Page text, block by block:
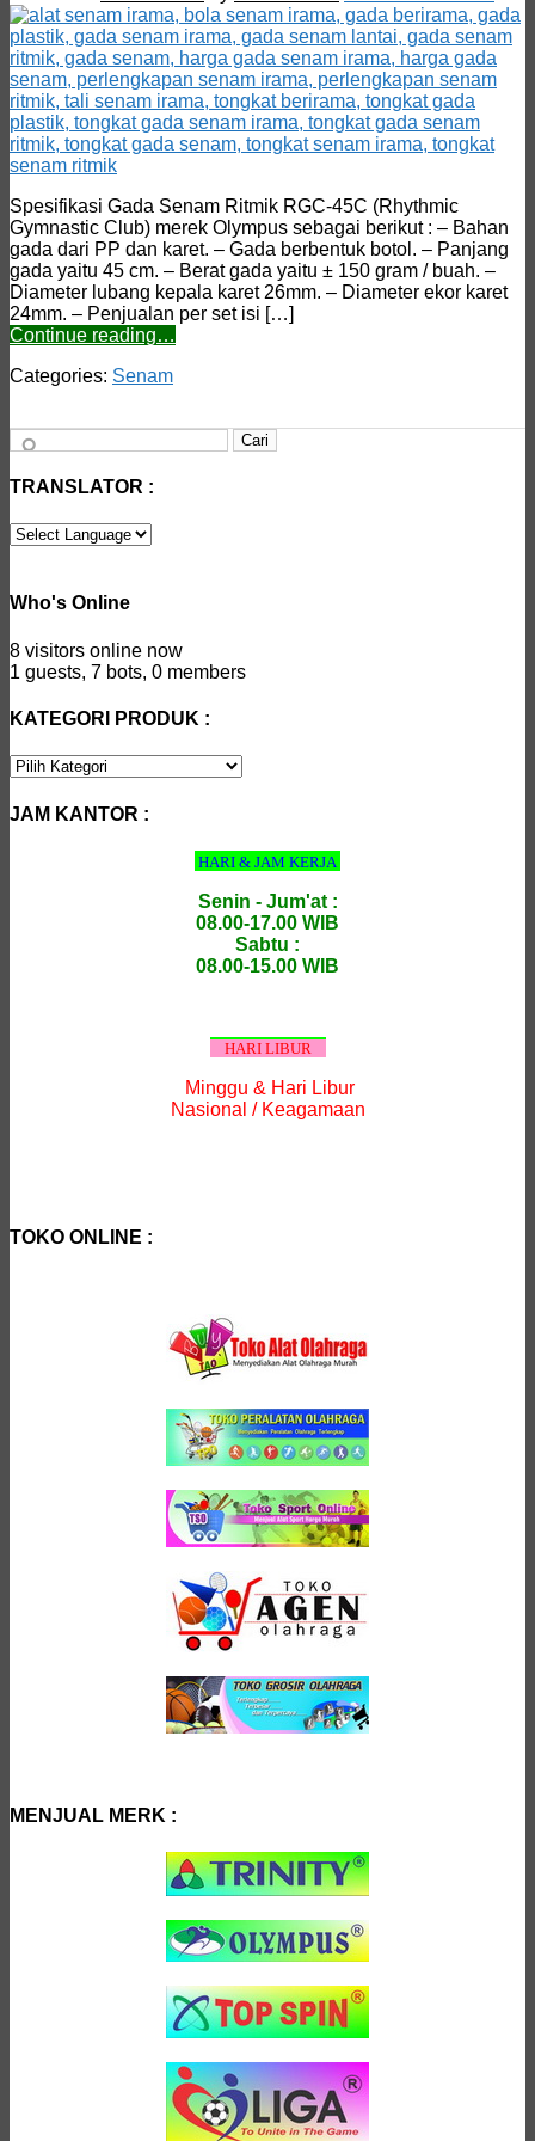
Spesifikasi Gada Senam Ritmik RGC-45C (Rhythmic
Gymnastic Club) merek Olympus sebagai berikut : – Bahan
gada dari PP dan karet. – Gada berbentuk botol. – Panjang
gada yaitu 45 cm. – Berat gada yaitu ± 150 gram / buah. –
Diameter lubang kepala karet 26mm. – Diameter ekor karet
24mm. – Penjualan per set isi […]
Continue reading…
Categories: Senam
Cari
TRANSLATOR :
Who's Online
8 visitors online now
1 guests, 7 bots, 0 members
KATEGORI PRODUK :
KATEGORI
JAM KANTOR :
HARI & JAM KERJA
Senin - Jum'at :
08.00-17.00 WIB
Sabtu :
08.00-15.00 WIB
HARI LIBUR
Minggu & Hari Libur
Nasional / Keagamaan
TOKO ONLINE :
MENJUAL MERK :